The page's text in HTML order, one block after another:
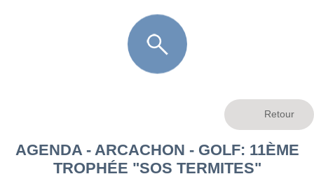
AGENDA - ARCACHON - GOLF: 11ÈME
TROPHÉE "SOS TERMITES"